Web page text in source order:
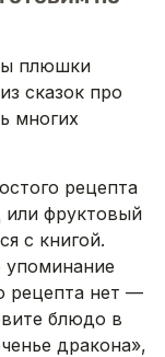
плюшки
сказок про
многих
рецепта
или фруктовый
с книгой.
упоминание
рецепта нет —
блюдо в
дракона»,